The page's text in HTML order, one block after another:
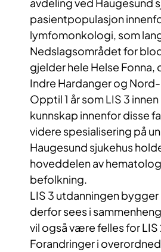
avdeling ved Haugesund
pasientpopulasjon
lymfomonkologi, som
Nedslagsområdet for
gjelder hele Helse
Indre Hardanger og
Opptil 1 år som LIS 3
kunnskap innenfor disse
videre spesialisering på
Haugesund sjukehus
hoveddelen av
befolkning.
LIS 3 utdanningen
derfor sees i
vil også være felles for LIS
Forandringer i